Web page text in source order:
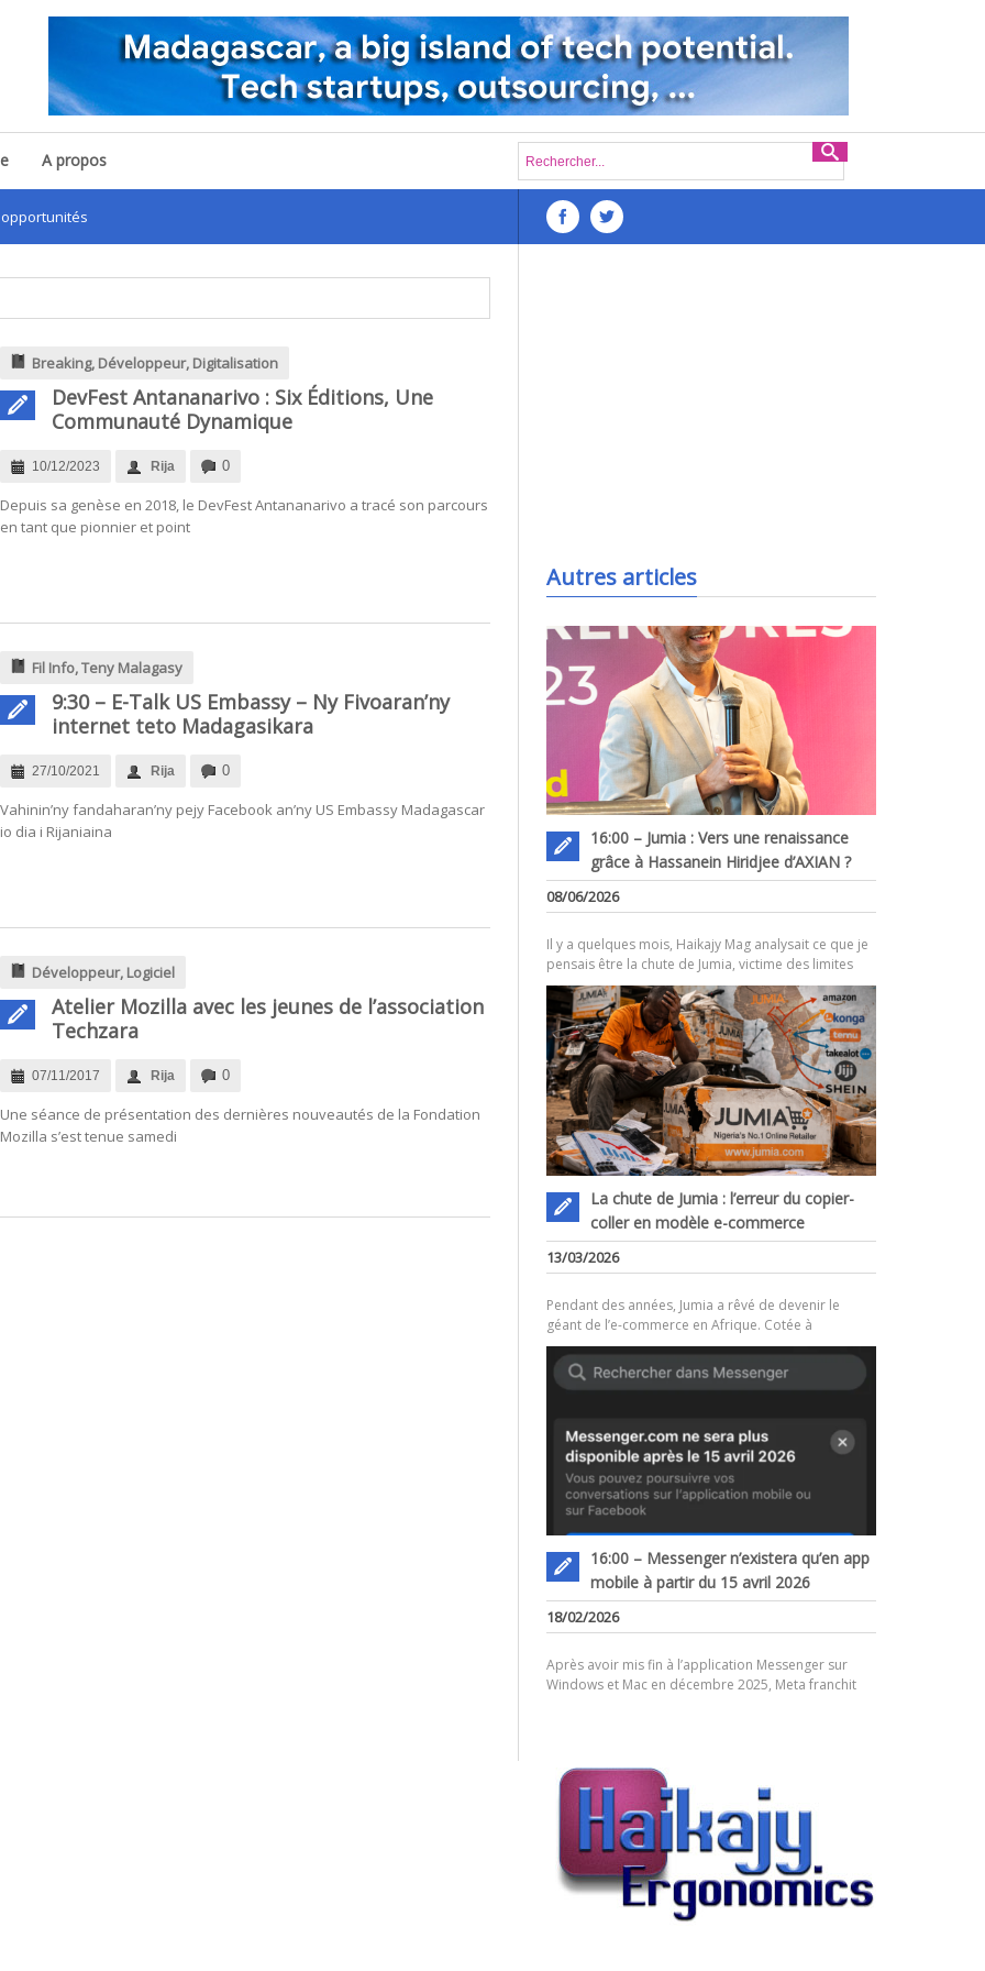
A propos
Défis du lancement d’une startup numérique à
Breaking, Développeur, Digitalisation
DevFest Antananarivo : Six Éditions, Une
Communauté Dynamique
10/12/2023 Rija 0
Depuis sa genèse en 2018, le DevFest Antananarivo a tracé son parcours
en tant que pionnier et point
Fil Info,Teny Malagasy
9:30 – E-Talk US Embassy – Ny Fivoaran’ny
internet teto Madagasikara
27/10/2021 Rija 0
Vahinin’ny fandaharan’ny pejy Facebook an’ny US Embassy Madagascar
io dia i Rijaniaina
Développeur, Logiciel
Atelier Mozilla avec les jeunes de l’association
Techzara
07/11/2017 Rija 0
Une séance de présentation des dernières nouveautés de la Fondation
Mozilla s’est tenue samedi
Autres articles
16:00 – Jumia : Vers une renaissance
grâce à Hassanein Hiridjee d’AXIAN ?
08/06/2026
Il y a quelques mois, Haikajy Mag analysait ce que je
pensais être la chute de Jumia, victime des limites
La chute de Jumia : l’erreur du copier-
coller en modèle e-commerce
13/03/2026
Pendant des années, Jumia a rêvé de devenir le
géant de l’e-commerce en Afrique. Cotée à
16:00 – Messenger n’existera qu’en app
mobile à partir du 15 avril 2026
18/02/2026
Après avoir mis fin à l’application Messenger sur
Windows et Mac en décembre 2025, Meta franchit